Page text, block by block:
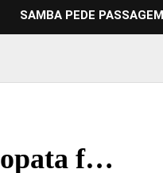
SAMBA PEDE
f…